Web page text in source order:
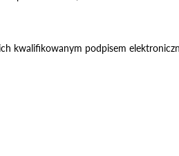
kwalifikowanym podpisem